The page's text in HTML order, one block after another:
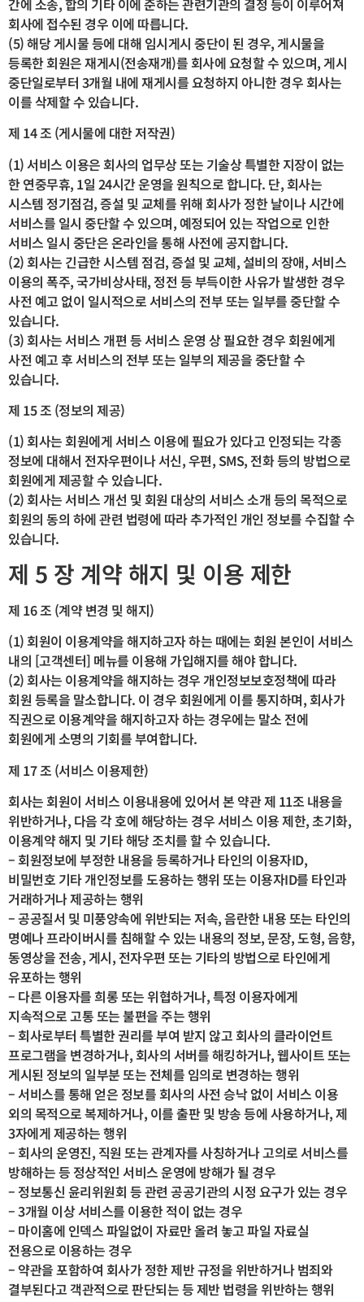
회사에 접수된 경우 이에 따릅니다.
(5) 해당 게시물 등에 대해 임시게시 중단이 된 경우, 게시물을
등록한 회원은 재게시(전송재개)를 회사에 요청할 수 있으며, 게시
중단일로부터 3개월 내에 재게시를 요청하지 아니한 경우 회사는
이를 삭제할 수 있습니다.
제 14 조 (게시물에 대한 저작권)
(1) 서비스 이용은 회사의 업무상 또는 기술상 특별한 지장이 없는
한 연중무휴, 1일 24시간 운영을 원칙으로 합니다. 단, 회사는
시스템 정기점검, 증설 및 교체를 위해 회사가 정한 날이나 시간에
서비스를 일시 중단할 수 있으며, 예정되어 있는 작업으로 인한
서비스 일시 중단은 온라인을 통해 사전에 공지합니다.
(2) 회사는 긴급한 시스템 점검, 증설 및 교체, 설비의 장애, 서비스
이용의 폭주, 국가비상사태, 정전 등 부득이한 사유가 발생한 경우
사전 예고 없이 일시적으로 서비스의 전부 또는 일부를 중단할 수
있습니다.
(3) 회사는 서비스 개편 등 서비스 운영 상 필요한 경우 회원에게
사전 예고 후 서비스의 전부 또는 일부의 제공을 중단할 수
있습니다.
제 15 조 (정보의 제공)
(1) 회사는 회원에게 서비스 이용에 필요가 있다고 인정되는 각종
정보에 대해서 전자우편이나 서신, 우편, SMS, 전화 등의 방법으로
회원에게 제공할 수 있습니다.
(2) 회사는 서비스 개선 및 회원 대상의 서비스 소개 등의 목적으로
회원의 동의 하에 관련 법령에 따라 추가적인 개인 정보를 수집할 수
있습니다.
제 5 장 계약 해지 및 이용 제한
제 16 조 (계약 변경 및 해지)
(1) 회원이 이용계약을 해지하고자 하는 때에는 회원 본인이 서비스
내의 [고객센터] 메뉴를 이용해 가입해지를 해야 합니다.
(2) 회사는 이용계약을 해지하는 경우 개인정보보호정책에 따라
회원 등록을 말소합니다. 이 경우 회원에게 이를 통지하며, 회사가
직권으로 이용계약을 해지하고자 하는 경우에는 말소 전에
회원에게 소명의 기회를 부여합니다.
제 17 조 (서비스 이용제한)
회사는 회원이 서비스 이용내용에 있어서 본 약관 제 11조 내용을
위반하거나, 다음 각 호에 해당하는 경우 서비스 이용 제한, 초기화,
이용계약 해지 및 기타 해당 조치를 할 수 있습니다.
– 회원정보에 부정한 내용을 등록하거나 타인의 이용자ID,
비밀번호 기타 개인정보를 도용하는 행위 또는 이용자ID를 타인과
거래하거나 제공하는 행위
– 공공질서 및 미풍양속에 위반되는 저속, 음란한 내용 또는 타인의
명예나 프라이버시를 침해할 수 있는 내용의 정보, 문장, 도형, 음향,
동영상을 전송, 게시, 전자우편 또는 기타의 방법으로 타인에게
유포하는 행위
– 다른 이용자를 희롱 또는 위협하거나, 특정 이용자에게
지속적으로 고통 또는 불편을 주는 행위
– 회사로부터 특별한 권리를 부여 받지 않고 회사의 클라이언트
프로그램을 변경하거나, 회사의 서버를 해킹하거나, 웹사이트 또는
게시된 정보의 일부분 또는 전체를 임의로 변경하는 행위
– 서비스를 통해 얻은 정보를 회사의 사전 승낙 없이 서비스 이용
외의 목적으로 복제하거나, 이를 출판 및 방송 등에 사용하거나, 제
3자에게 제공하는 행위
– 회사의 운영진, 직원 또는 관계자를 사칭하거나 고의로 서비스를
방해하는 등 정상적인 서비스 운영에 방해가 될 경우
– 정보통신 윤리위원회 등 관련 공공기관의 시정 요구가 있는 경우
– 3개월 이상 서비스를 이용한 적이 없는 경우
– 마이홈에 인덱스 파일없이 자료만 올려 놓고 파일 자료실
전용으로 이용하는 경우
– 약관을 포함하여 회사가 정한 제반 규정을 위반하거나 범죄와
결부된다고 객관적으로 판단되는 등 제반 법령을 위반하는 행위